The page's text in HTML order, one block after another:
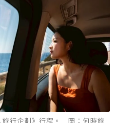
旅行企劃》行程。 圖：何時旅